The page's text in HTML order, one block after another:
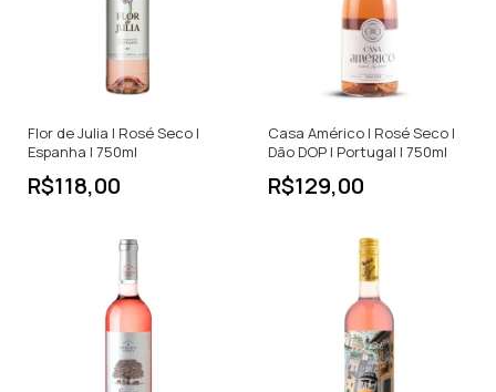
Flor de Julia | Rosé Seco |
Espanha | 750ml
R$118,00
Casa Américo | Rosé Seco |
Dão DOP | Portugal | 750ml
R$129,00